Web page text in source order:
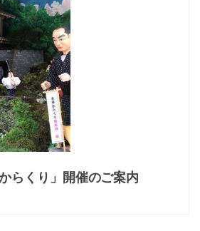
らくり」開催のご案内